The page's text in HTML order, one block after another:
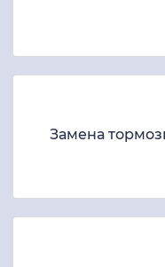
Замена